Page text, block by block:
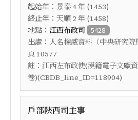
起始年： 景泰4年 (1453)
終止年： 天順 2 年 (1458)
地點： 江西布政司 5428
出處： 人名權威資料（中央研究院
頁 10577
註： 江西左布政使(漢籍電子文獻
卷)(CBDB_line_ID=118904)
戶部陜西司主事